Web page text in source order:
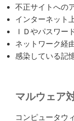
不正サイトへの
インターネット
ＩＤやパスワー
ネットワーク経
感染している記
マルウェア
コンピュータウ